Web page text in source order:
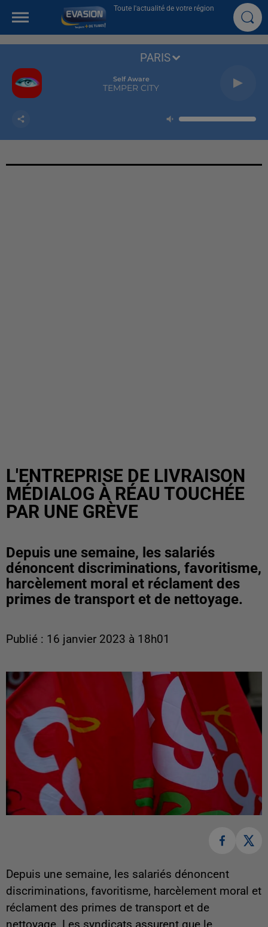
Toute l'actualité de votre région
Self Aware
TEMPER CITY
PARIS
L'ENTREPRISE DE LIVRAISON
MÉDIALOG À RÉAU TOUCHÉE
PAR UNE GRÈVE
Depuis une semaine, les salariés
dénoncent discriminations, favoritisme,
harcèlement moral et réclament des
primes de transport et de nettoyage.
Publié : 16 janvier 2023 à 18h01
Depuis une semaine, les salariés dénoncent
discriminations, favoritisme, harcèlement moral et
réclament des primes de transport et de